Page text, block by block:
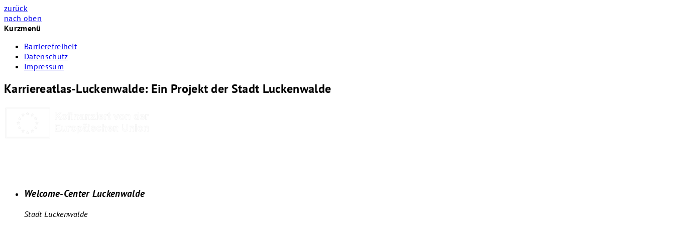
zurück
nach oben
Kurzmenü
Barrierefreiheit
Datenschutz
Impressum
Karriereatlas-Luckenwalde: Ein Projekt der Stadt Luckenwalde
Welcome-Center Luckenwalde
Stadt Luckenwalde